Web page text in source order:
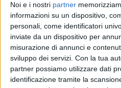
Noi e i nostri partner
informazioni su un dispositivo,
personali, come identificatori
inviate da un dispositivo per
misurazione di annunci e
sviluppo dei servizi. Con la tua
partner possiamo utilizzare dati
identificazione tramite la
comunicare”.
Francesca, perché hai
“Sicuramente è bello
così, sembra un segno di
un’associazione che